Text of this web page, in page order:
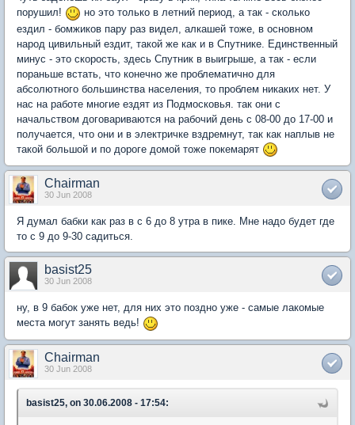
порушил!
но это только в летний период, а так - сколько
ездил - бомжиков пару раз видел, алкашей тоже, в основном
народ цивильный ездит, такой же как и в Спутнике. Единственный
минус - это скорость, здесь Спутник в выигрыше, а так - если
пораньше встать, что конечно же проблематично для
абсолютного большинства населения, то проблем никаких нет. У
нас на работе многие ездят из Подмосковья. так они с
начальством договариваются на рабочий день с 08-00 до 17-00 и
получается, что они и в электричке вздремнут, так как наплыв не
такой большой и по дороге домой тоже покемарят
Chairman
30 Jun 2008
Я думал бабки как раз в с 6 до 8 утра в пике. Мне надо будет где
то с 9 до 9-30 садиться.
basist25
30 Jun 2008
ну, в 9 бабок уже нет, для них это поздно уже - самые лакомые
места могут занять ведь!
Chairman
30 Jun 2008
basist25, on 30.06.2008 - 17:54: